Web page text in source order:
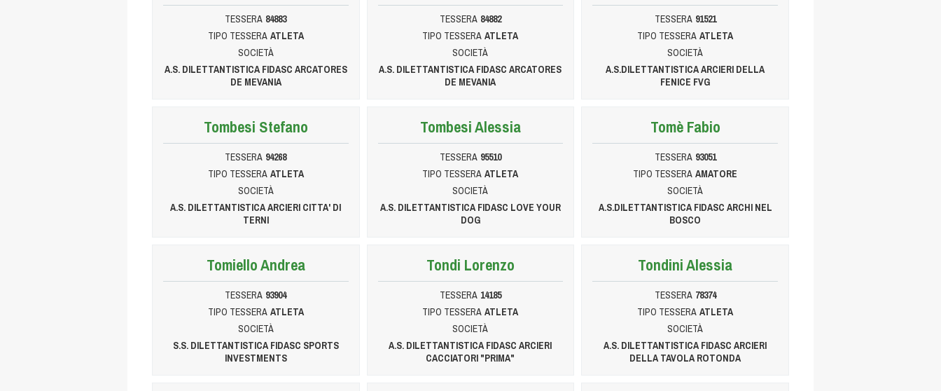
TESSERA 84883
TIPO TESSERA ATLETA
SOCIETÀ
A.S. DILETTANTISTICA FIDASC ARCATORES
DE MEVANIA
TESSERA 84882
TIPO TESSERA ATLETA
SOCIETÀ
A.S. DILETTANTISTICA FIDASC ARCATORES
DE MEVANIA
TESSERA 91521
TIPO TESSERA ATLETA
SOCIETÀ
A.S.DILETTANTISTICA ARCIERI DELLA
FENICE FVG
Tombesi Stefano
TESSERA 94268
TIPO TESSERA ATLETA
SOCIETÀ
A.S. DILETTANTISTICA ARCIERI CITTA' DI
TERNI
Tombesi Alessia
TESSERA 95510
TIPO TESSERA ATLETA
SOCIETÀ
A.S. DILETTANTISTICA FIDASC LOVE YOUR
DOG
Tomè Fabio
TESSERA 93051
TIPO TESSERA AMATORE
SOCIETÀ
A.S.DILETTANTISTICA FIDASC ARCHI NEL
BOSCO
Tomiello Andrea
TESSERA 93904
TIPO TESSERA ATLETA
SOCIETÀ
S.S. DILETTANTISTICA FIDASC SPORTS
INVESTMENTS
Tondi Lorenzo
TESSERA 14185
TIPO TESSERA ATLETA
SOCIETÀ
A.S. DILETTANTISTICA FIDASC ARCIERI
CACCIATORI "PRIMA"
Tondini Alessia
TESSERA 78374
TIPO TESSERA ATLETA
SOCIETÀ
A.S. DILETTANTISTICA FIDASC ARCIERI
DELLA TAVOLA ROTONDA